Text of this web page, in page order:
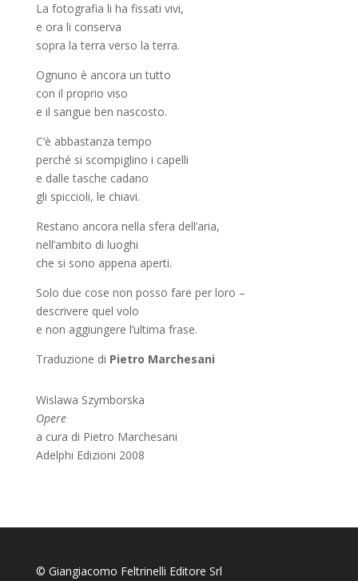
La fotografia li ha fissati vivi,
e ora li conserva
sopra la terra verso la terra.
Ognuno è ancora un tutto
con il proprio viso
e il sangue ben nascosto.
C’è abbastanza tempo
perché si scompiglino i capelli
e dalle tasche cadano
gli spiccioli, le chiavi.
Restano ancora nella sfera dell’aria,
nell’ambito di luoghi
che si sono appena aperti.
Solo due cose non posso fare per loro –
descrivere quel volo
e non aggiungere l’ultima frase.
Traduzione di Pietro Marchesani
Wislawa Szymborska
Opere
a cura di Pietro Marchesani
Adelphi Edizioni 2008
© Giangiacomo Feltrinelli Editore Srl